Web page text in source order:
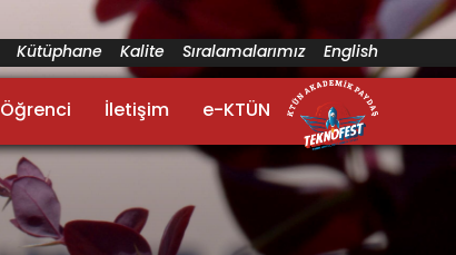
Kütüphane Kalite Sıralamalarımız English
Öğrenci İletişim e-KTÜN